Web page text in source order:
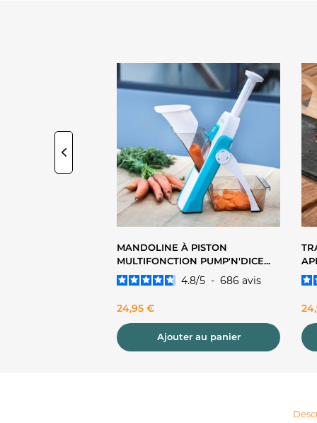
MANDOLINE À PISTON
MULTIFONCTION PUMP'N'DICE...
4.8/5 - 686 avis
Prix
24,95 €
Ajouter au panier